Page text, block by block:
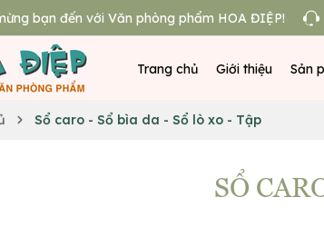
bạn đến với Văn phòng phẩm HOA ĐIỆP!
Trang chủ Giới thiệu Sản
Sổ caro - Sổ bìa da - Sổ lò xo - Tập
SỔ